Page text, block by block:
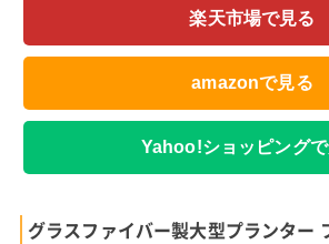
楽天市場で見る
amazonで見る
Yahoo!ショッピング
グラスファイバー製大型プランター